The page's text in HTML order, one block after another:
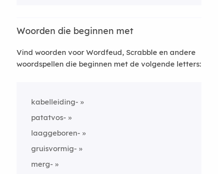
Woorden die beginnen met
Vind woorden voor Wordfeud, Scrabble en andere
woordspellen die beginnen met de volgende letters:
kabelleiding-
patatvos-
laaggeboren-
gruisvormig-
merg-